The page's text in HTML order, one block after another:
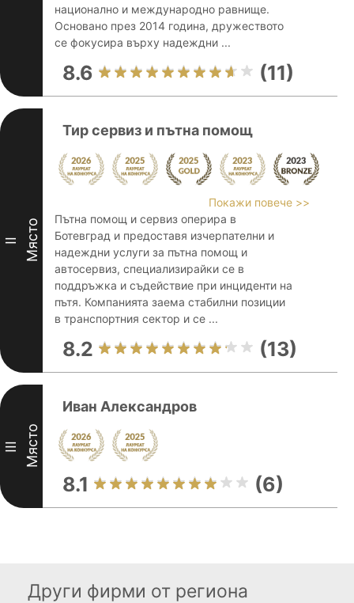
национално и международно равнище.
Основано през 2014 година, дружеството
се фокусира върху надеждни ...
8.6 (11)
II Място
Тир сервиз и пътна помощ
Покажи повече >>
Пътна помощ и сервиз оперира в
Ботевград и предоставя изчерпателни и
надеждни услуги за пътна помощ и
автосервиз, специализирайки се в
поддръжка и съдействие при инциденти на
пътя. Компанията заема стабилни позиции
в транспортния сектор и се ...
8.2 (13)
III Място
Иван Александров
8.1 (6)
Други фирми от региона